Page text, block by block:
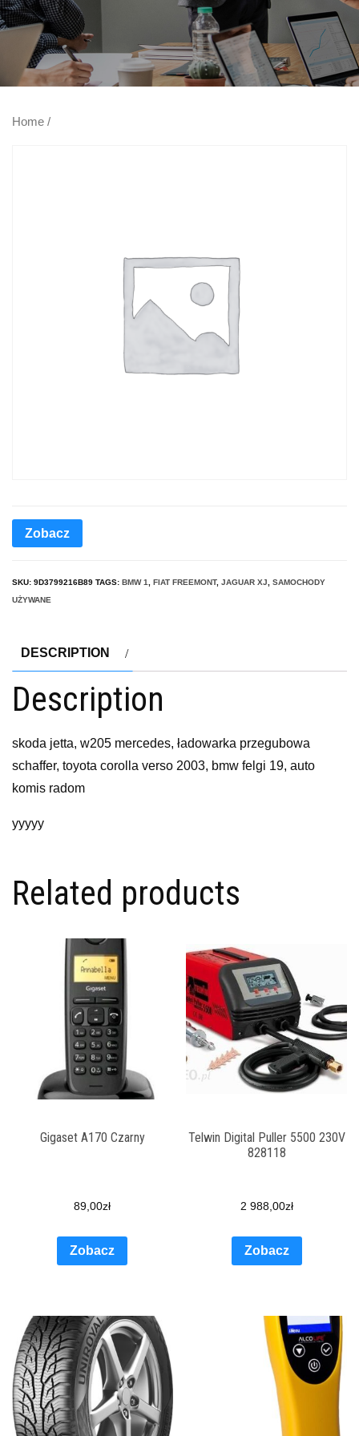
Home /
Zobacz
SKU: 9D3799216B89 TAGS: BMW 1, FIAT FREEMONT, JAGUAR XJ, SAMOCHODY
UŻYWANE
DESCRIPTION
Description
skoda jetta, w205 mercedes, ładowarka przegubowa
schaffer, toyota corolla verso 2003, bmw felgi 19, auto
komis radom
yyyyy
Related products
Gigaset A170 Czarny
89,00zł
Zobacz
Telwin Digital Puller 5500 230V
828118
2 988,00zł
Zobacz